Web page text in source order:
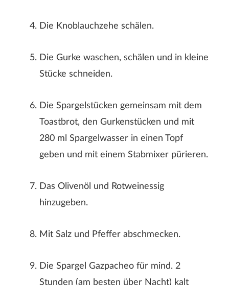
Die Knoblauchzehe schälen.
Die Gurke waschen, schälen und in kleine
Stücke schneiden.
Die Spargelstücken gemeinsam mit dem
Toastbrot, den Gurkenstücken und mit
280 ml Spargelwasser in einen Topf
geben und mit einem Stabmixer pürieren.
Das Olivenöl und Rotweinessig
hinzugeben.
Mit Salz und Pfeffer abschmecken.
Die Spargel Gazpacheo für mind. 2
Stunden (am besten über Nacht) kalt